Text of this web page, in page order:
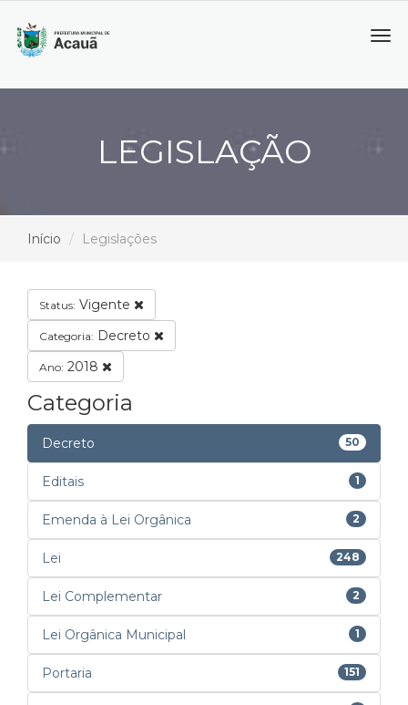
LEGISLAÇÃO
Início Legislações
Status: Vigente
Categoria: Decreto
Ano: 2018
Categoria
Decreto 50
Editais 1
Emenda à Lei Orgânica 2
Lei 248
Lei Complementar 2
Lei Orgânica Municipal 1
Portaria 151